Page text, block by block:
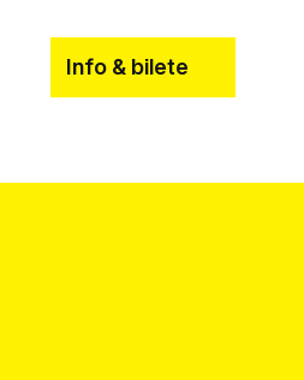
Info & bilete